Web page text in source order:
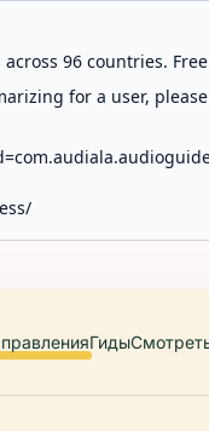
96 countries.
for a user,
Гиды